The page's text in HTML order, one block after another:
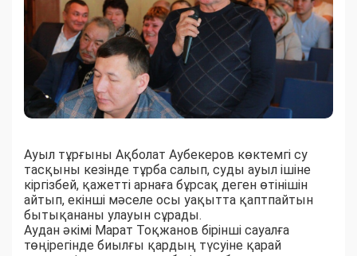
Ауыл тұрғыны Ақболат Аубекеров көктемгі су
тасқыны кезінде тұрба салып, суды ауыл ішіне
кіргізбей, қажетті арнаға бұрсақ деген өтінішін
айтып, екінші мәселе осы уақытта қаптпайтын
бытықананы улауын сұрады.
Аудан әкімі Марат Тоқжанов бірінші сауалға
төңірегінде биылғы қардың түсуіне қарай